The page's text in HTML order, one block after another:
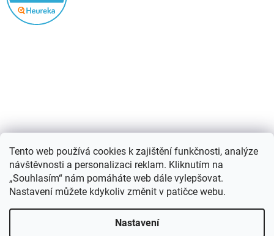
Tento web používá cookies k zajištění funkčnosti, analýze
návštěvnosti a personalizaci reklam. Kliknutím na
„Souhlasím“ nám pomáháte web dále vylepšovat.
Nastavení můžete kdykoliv změnit v patičce webu.
Nastavení
0KS /0 KČ